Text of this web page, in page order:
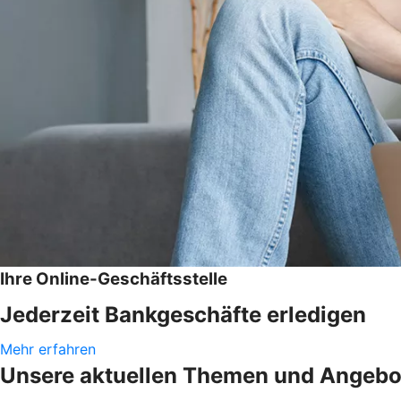
Ihre Online-Geschäftsstelle
Jederzeit Bankgeschäfte erledigen
Mehr erfahren
Unsere aktuellen Themen und